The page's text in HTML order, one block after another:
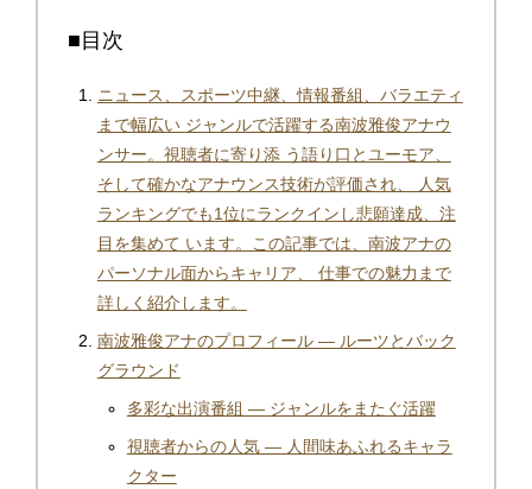
■目次
ニュース、スポーツ中継、情報番組、バラエティ
まで幅広い ジャンルで活躍する南波雅俊アナウ
ンサー。視聴者に寄り添 う語り口とユーモア、
そして確かなアナウンス技術が評価され、 人気
ランキングでも1位にランクインし悲願達成、注
目を集めて います。この記事では、南波アナの
パーソナル面からキャリア、 仕事での魅力まで
詳しく紹介します。
南波雅俊アナのプロフィール — ルーツとバック
グラウンド
多彩な出演番組 — ジャンルをまたぐ活躍
視聴者からの人気 — 人間味あふれるキャラ
クター